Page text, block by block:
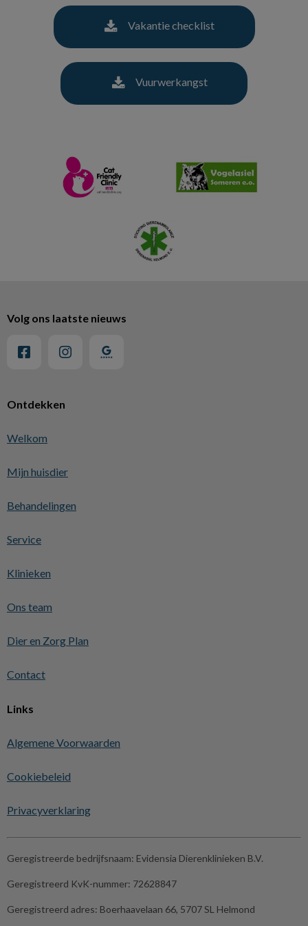
Vakantie checklist
Vuurwerkangst
Ontdekken
Welkom
Mijn huisdier
Behandelingen
Service
Klinieken
Ons team
Dier en Zorg Plan
Contact
Links
Algemene Voorwaarden
Cookiebeleid
Privacyverklaring
Volg ons laatste nieuws
Geregistreerde bedrijfsnaam: Evidensia Dierenklinieken B.V.
Geregistreerd KvK-nummer: 72628847
Geregistreerd adres: Boerhaavelaan 66, 5707 SL Helmond